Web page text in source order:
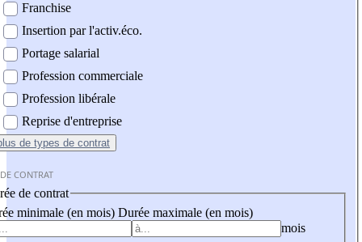
Franchise
Insertion par l'activ.éco.
Portage salarial
Profession commerciale
Profession libérale
Reprise d'entreprise
de types de contrat
CONTRAT
de contrat
minimale (en mois) Durée maximale (en mois)
mois